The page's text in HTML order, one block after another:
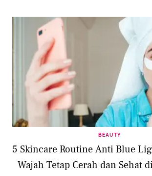
BEAUTY
5 Skincare Routine Anti Blue
Wajah Tetap Cerah dan Sehat